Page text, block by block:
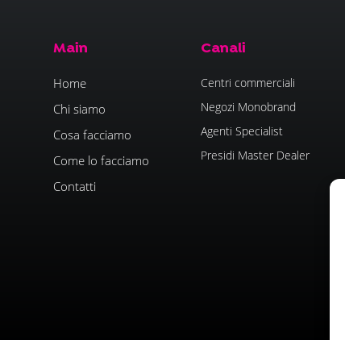
Main
Home
Chi siamo
Cosa facciamo
Come lo facciamo
Contatti
Canali
Centri commerciali
Negozi Monobrand
Agenti Specialist
Presidi Master Dealer